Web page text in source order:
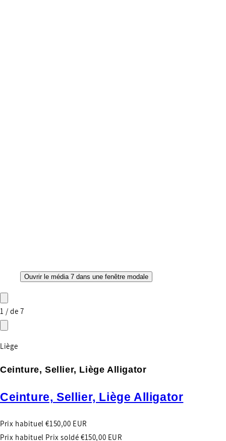
Ouvrir le média 7 dans une fenêtre modale
1 /de 7
Liège
Ceinture, Sellier, Liège Alligator
Ceinture, Sellier, Liège Alligator
Prix habituel €150,00 EUR
Prix habituel Prix soldé €150,00 EUR